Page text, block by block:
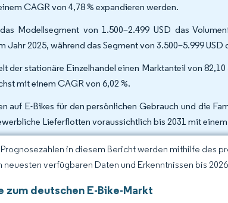
CAGR von 4,78 % expandieren werden.
Modellsegment von 1.500–2.499 USD das
Jahr 2025, während das Segment von 3.500–5.999
der stationäre Einzelhandel einen Marktanteil von
mit einem CAGR von 6,02 %.
auf E-Bikes für den persönlichen Gebrauch und die
Lieferflotten voraussichtlich bis 2031 mit
in diesem Bericht werden mithilfe des
verfügbaren Daten und Erkenntnissen bis
zum deutschen E-Bike-Markt